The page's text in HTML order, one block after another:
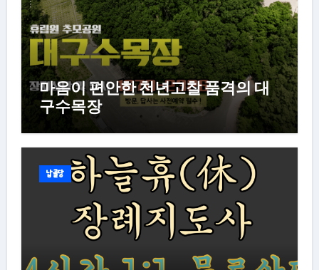
마음이 편안한 천년고찰 품격의 대
구수목장
납골당